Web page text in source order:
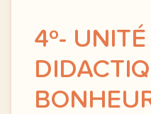
4º- UNITÉ